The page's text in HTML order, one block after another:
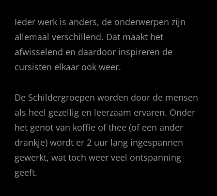
Ieder werk is anders, de onderwerpen zijn
allemaal verschillend. Dat maakt het
afwisselend en daardoor inspireren de
cursisten elkaar ook weer.
De Schildergroepen worden door de mensen
als heel gezellig en leerzaam ervaren. Onder
het genot van koffie of thee (of een ander
drankje) wordt er 2 uur lang ingespannen
gewerkt, wat toch weer veel ontspanning
geeft.